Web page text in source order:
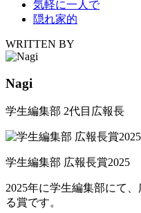
気軽に一人で
隠れ家的
WRITTEN BY
Nagi
学生編集部 2代目広報長
学生編集部 広報長賞2025
2025年に学生編集部にて
る賞です。